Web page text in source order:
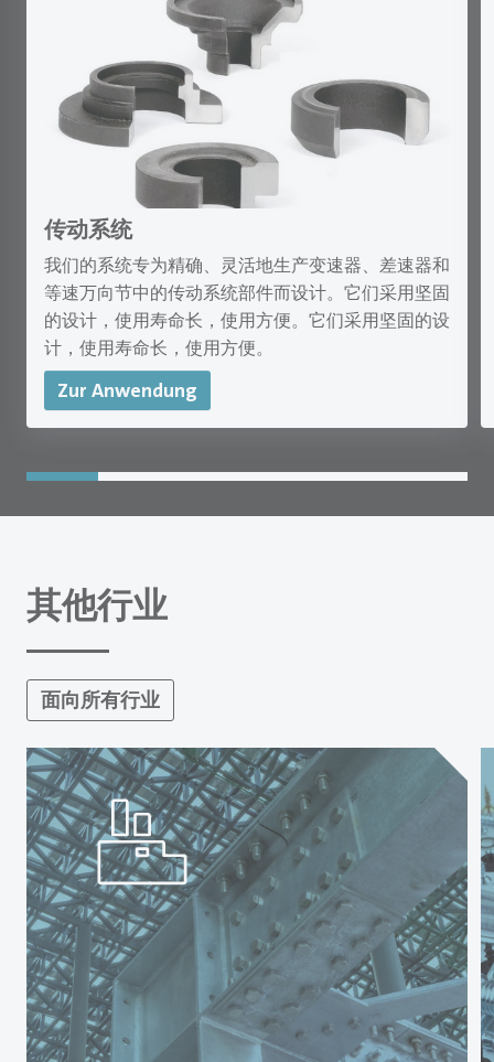
传动系统
我们的系统专为精确、灵活地生产变速器、差速器和
等速万向节中的传动系统部件而设计。它们采用坚固
的设计，使用寿命长，使用方便。它们采用坚固的设
计，使用寿命长，使用方便。
Zur Anwendung
其他行业
面向所有行业